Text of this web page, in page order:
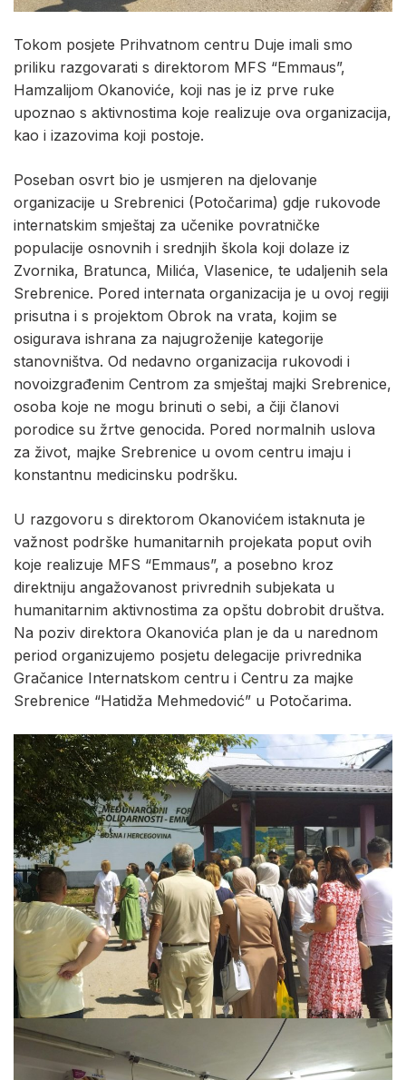
Tokom posjete Prihvatnom centru Duje imali smo
priliku razgovarati s direktorom MFS “Emmaus”,
Hamzalijom Okanoviće, koji nas je iz prve ruke
upoznao s aktivnostima koje realizuje ova organizacija,
kao i izazovima koji postoje.
Poseban osvrt bio je usmjeren na djelovanje
organizacije u Srebrenici (Potočarima) gdje rukovode
internatskim smještaj za učenike povratničke
populacije osnovnih i srednjih škola koji dolaze iz
Zvornika, Bratunca, Milića, Vlasenice, te udaljenih sela
Srebrenice. Pored internata organizacija je u ovoj regiji
prisutna i s projektom Obrok na vrata, kojim se
osigurava ishrana za najugroženije kategorije
stanovništva. Od nedavno organizacija rukovodi i
novoizgrađenim Centrom za smještaj majki Srebrenice,
osoba koje ne mogu brinuti o sebi, a čiji članovi
porodice su žrtve genocida. Pored normalnih uslova
za život, majke Srebrenice u ovom centru imaju i
konstantnu medicinsku podršku.
U razgovoru s direktorom Okanovićem istaknuta je
važnost podrške humanitarnih projekata poput ovih
koje realizuje MFS “Emmaus”, a posebno kroz
direktniju angažovanost privrednih subjekata u
humanitarnim aktivnostima za opštu dobrobit društva.
Na poziv direktora Okanovića plan je da u narednom
period organizujemo posjetu delegacije privrednika
Gračanice Internatskom centru i Centru za majke
Srebrenice “Hatidža Mehmedović” u Potočarima.